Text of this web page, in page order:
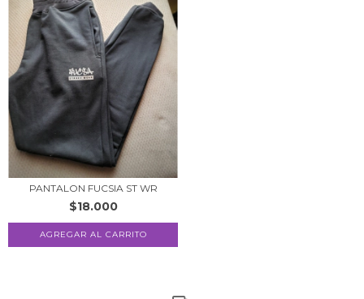
PANTALON FUCSIA ST WR
$18.000
AGREGAR AL CARRITO